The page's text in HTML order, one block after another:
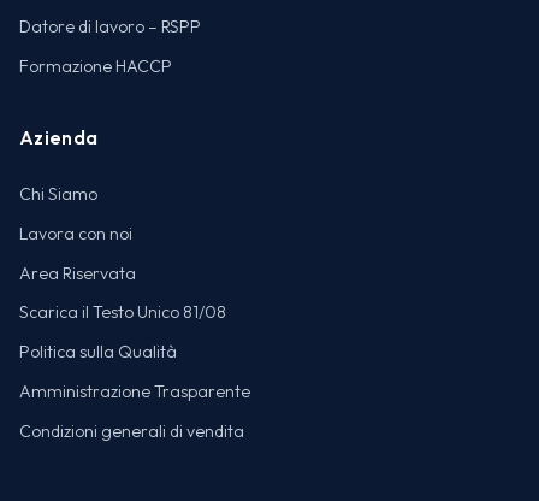
Datore di lavoro – RSPP
Formazione HACCP
Azienda
Chi Siamo
Lavora con noi
Area Riservata
Scarica il Testo Unico 81/08
Politica sulla Qualità
Amministrazione Trasparente
Condizioni generali di vendita